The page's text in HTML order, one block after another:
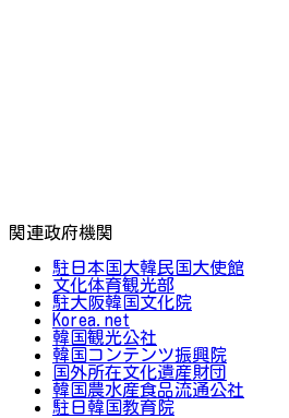
関連政府機関
駐日本国大韓民国大使館
文化体育観光部
駐大阪韓国文化院
Korea.net
韓国観光公社
韓国コンテンツ振興院
国外所在文化遺産財団
韓国農水産食品流通公社
駐日韓国教育院